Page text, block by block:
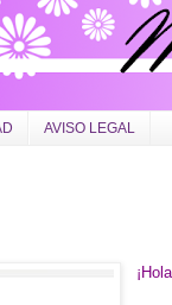
AVISO LEGAL